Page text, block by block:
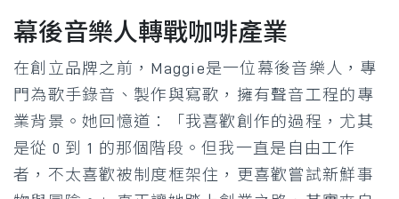
幕後音樂人轉戰咖啡產業
在創立品牌之前，Maggie是一位幕後音樂人，專
門為歌手錄音、製作與寫歌，擁有聲音工程的專
業背景。她回憶道：「我喜歡創作的過程，尤其
是從 0 到 1 的那個階段。但我一直是自由工作
者，不太喜歡被制度框架住，更喜歡嘗試新鮮事